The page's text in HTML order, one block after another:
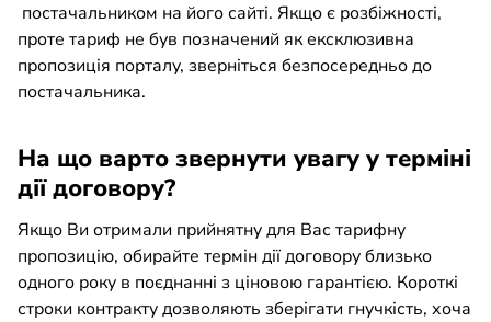
постачальником на його сайті. Якщо є розбіжності,
проте тариф не був позначений як ексклюзивна
пропозиція порталу, зверніться безпосередньо до
постачальника.
На що варто звернути увагу у терміні
дії договору?
Якщо Ви отримали прийнятну для Вас тарифну
пропозицію, обирайте термін дії договору близько
одного року в поєднанні з ціновою гарантією. Короткі
строки контракту дозволяють зберігати гнучкість, хоча